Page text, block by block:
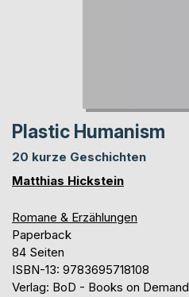
Plastic Humanism
20 kurze Geschichten
Matthias Hickstein
Romane & Erzählungen
Paperback
84 Seiten
ISBN-13: 9783695718108
Verlag: BoD - Books on Demand